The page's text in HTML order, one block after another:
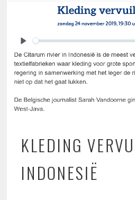
KLEDING
INDONESIË